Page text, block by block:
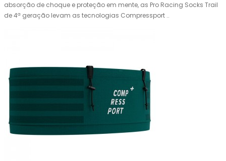
absorção de choque e proteção em mente, as Pro Racing Socks Trail
de 4ª geração levam as tecnologias Compressport ..